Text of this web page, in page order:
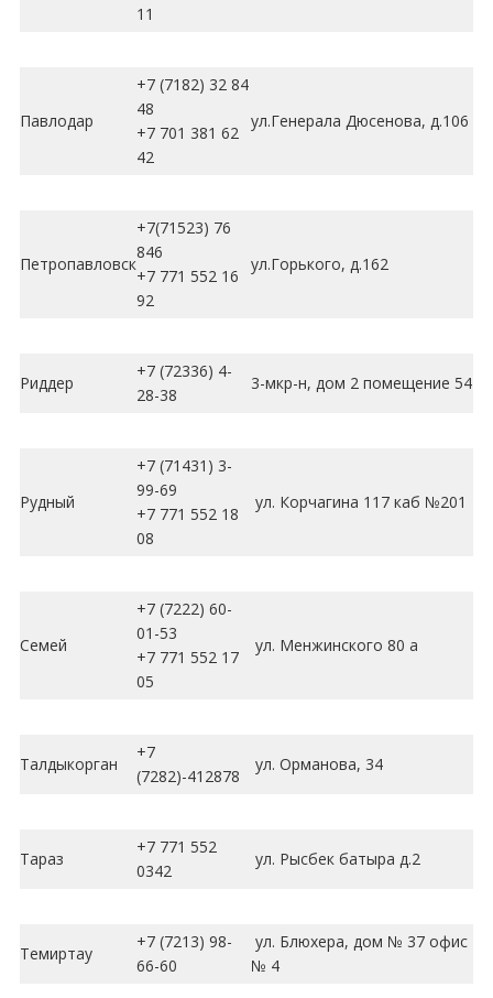
11
Павлодар
+7 (7182) 32 84
48
+7 701 381 62
42
ул.Генерала Дюсенова, д.106
Петропавловск
+7(71523) 76
846
+7 771 552 16
92
ул.Горького, д.162
Риддер
+7 (72336) 4-
28-38
3-мкр-н, дом 2 помещение 54
Рудный
+7 (71431) 3-
99-69
+7 771 552 18
08
ул. Корчагина 117 каб №201
Семей
+7 (7222) 60-
01-53
+7 771 552 17
05
ул. Менжинского 80 а
Талдыкорган
+7
(7282)-412878
ул. Орманова, 34
Тараз
+7 771 552
0342
ул. Рысбек батыра д.2
Темиртау
+7 (7213) 98-
66-60
ул. Блюхера, дом № 37 офис
№ 4